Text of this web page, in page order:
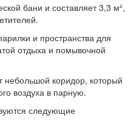
бани и составляет 3,3 м²,
и пространства для
отдыха и помывочной
небольшой коридор, который
воздуха в парную.
следующие